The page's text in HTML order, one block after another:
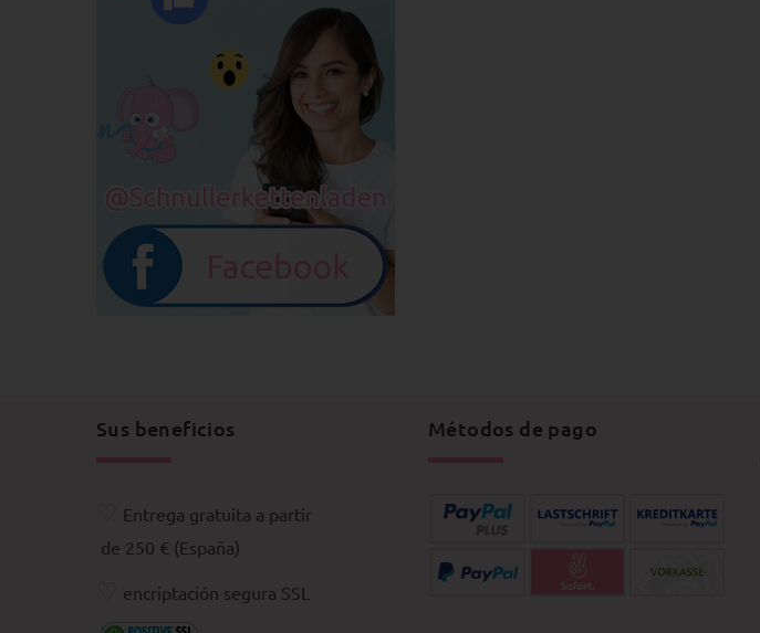
Sus beneficios
Entrega gratuita a partir
de 250 € (España)
encriptación segura SSL
Métodos de pago